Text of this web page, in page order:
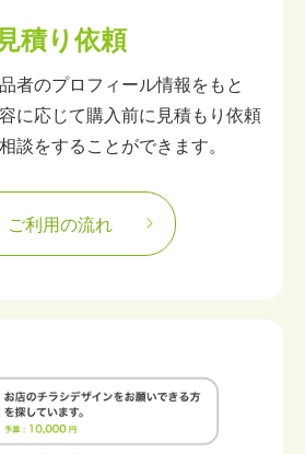
見積り依頼
者のプロフィール情報をもと
に応じて購入前に見積もり依頼
談をすることができます。
ご利用の流れ